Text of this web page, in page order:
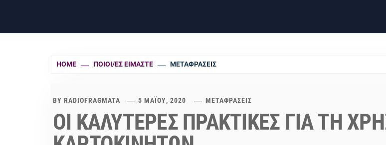
HOME ΠΟΙΟΙ/ΕΣ ΕΊΜΑΣΤΕ ΜΕΤΑΦΡΑΣΕΙΣ
BY RADIOFRAGMATA 5 ΜΑΪ́ΟΥ, 2020 ΜΕΤΑΦΡΑΣΕΙΣ
ΟΙ ΚΑΛΥΤΕΡΕΣ ΠΡΑΚΤΙΚΕΣ ΓΙΑ ΤΗ